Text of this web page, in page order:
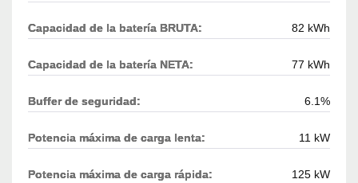
Capacidad de la batería BRUTA: 82 kWh
Capacidad de la batería NETA: 77 kWh
Buffer de seguridad: 6.1%
Potencia máxima de carga lenta: 11 kW
Potencia máxima de carga rápida: 125 kW